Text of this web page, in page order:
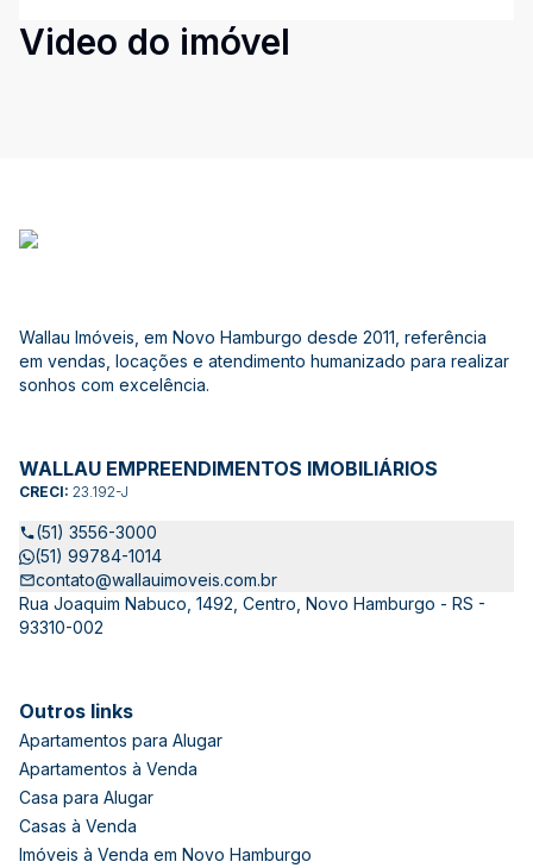
Video do imóvel
Wallau Imóveis, em Novo Hamburgo desde 2011, referência
em vendas, locações e atendimento humanizado para realizar
sonhos com excelência.
WALLAU EMPREENDIMENTOS IMOBILIÁRIOS
CRECI: 23.192-J
(51) 3556-3000
(51) 99784-1014
contato@wallauimoveis.com.br
Rua Joaquim Nabuco, 1492, Centro, Novo Hamburgo - RS -
93310-002
Outros links
Apartamentos para Alugar
Apartamentos à Venda
Casa para Alugar
Casas à Venda
Imóveis à Venda em Novo Hamburgo